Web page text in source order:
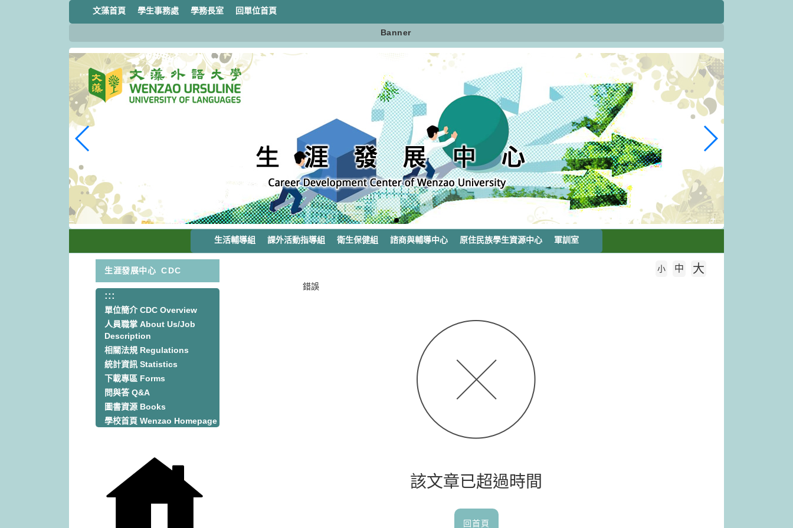
文藻首頁 學生事務處 學務長室 回單位首頁
Banner
生活輔導組 課外活動指導組 衛生保健組 諮商與輔導中心 原住民族學生資源中心 軍訓室
生涯發展中心 CDC
:::
單位簡介 CDC Overview
人員職掌 About Us/Job
Description
相關法規 Regulations
統計資訊 Statistics
下載專區 Forms
問與答 Q&A
圖書資源 Books
學校首頁 Wenzao Homepage
錯誤
小 中 大
該文章已超過時間
回首頁